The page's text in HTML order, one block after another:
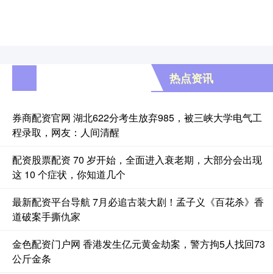
热点资讯
券商配资官网 湖北622分考生放弃985，被三峡大学电气工
程录取，网友：人间清醒
配资股票配资 70 岁开始，全面进入衰老期，大部分会出现
这 10 个症状，你知道几个
最新配资平台导航 7月必追古装大剧！孟子义《百花杀》香
道破案手撕仇家
金色配资门户网 香港发生亿元黄金劫案，警方拘5人找回73
公斤金条